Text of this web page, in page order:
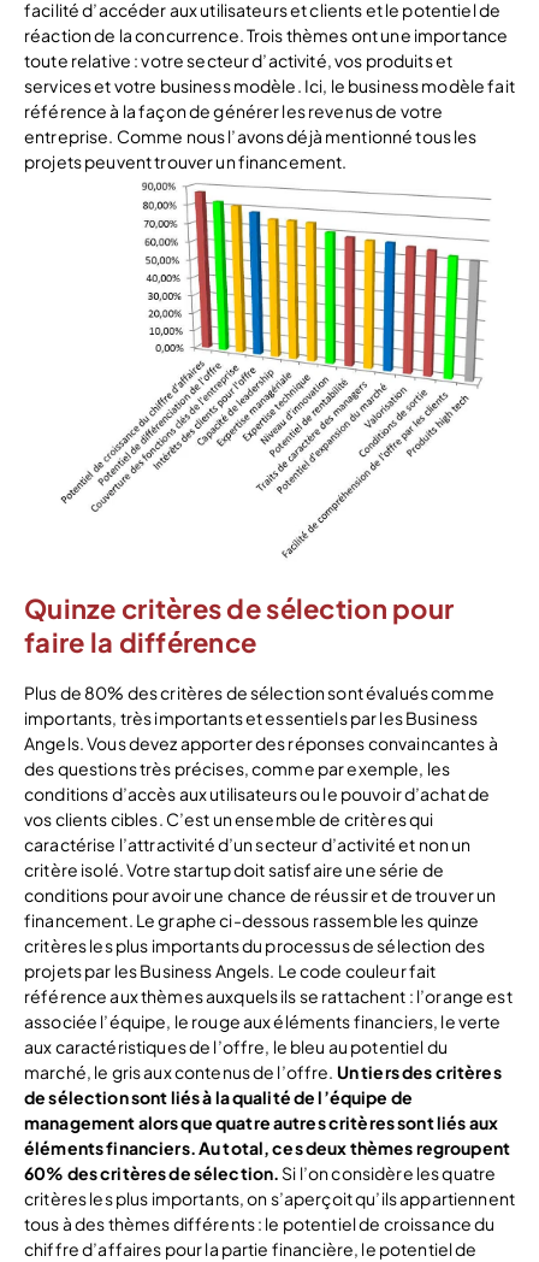
facilité d’accéder aux utilisateurs et clients et le potentiel de
réaction de la concurrence. Trois thèmes ont une importance
toute relative : votre secteur d’activité, vos produits et
services et votre business modèle. Ici, le business modèle fait
référence à la façon de générer les revenus de votre
entreprise. Comme nous l’avons déjà mentionné tous les
projets peuvent trouver un financement.
Quinze critères de sélection pour
faire la différence
Plus de 80% des critères de sélection sont évalués comme
importants, très importants et essentiels par les Business
Angels. Vous devez apporter des réponses convaincantes à
des questions très précises, comme par exemple, les
conditions d’accès aux utilisateurs ou le pouvoir d’achat de
vos clients cibles. C’est un ensemble de critères qui
caractérise l’attractivité d’un secteur d’activité et non un
critère isolé. Votre startup doit satisfaire une série de
conditions pour avoir une chance de réussir et de trouver un
financement. Le graphe ci-dessous rassemble les quinze
critères les plus importants du processus de sélection des
projets par les Business Angels. Le code couleur fait
référence aux thèmes auxquels ils se rattachent : l’orange est
associée l’équipe, le rouge aux éléments financiers, le verte
aux caractéristiques de l’offre, le bleu au potentiel du
marché, le gris aux contenus de l’offre. Un tiers des critères
de sélection sont liés à la qualité de l’équipe de
management alors que quatre autres critères sont liés aux
éléments financiers. Au total, ces deux thèmes regroupent
60% des critères de sélection. Si l’on considère les quatre
critères les plus importants, on s’aperçoit qu’ils appartiennent
tous à des thèmes différents : le potentiel de croissance du
chiffre d’affaires pour la partie financière, le potentiel de